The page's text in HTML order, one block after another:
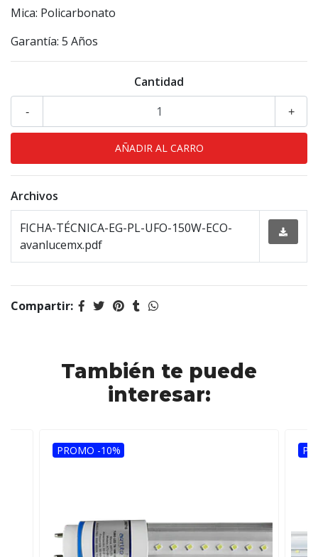
Mica: Policarbonato
Garantía: 5 Años
Cantidad
+
-
Archivos
FICHA-TÉCNICA-EG-PL-UFO-150W-ECO-
avanlucemx.pdf
Compartir:
También te puede
interesar:
PROMO -10%